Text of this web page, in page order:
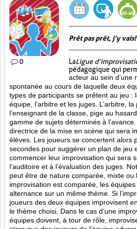
0
Prêt pas prêt, j’y vais!
LaLigue
pédagogique qui
acteur au sein d’une
spontanée au cours de laquelle deux
types de participants se prêtent au jeu :
équipe, l’arbitre et les juges. L’arbitre,
l’enseignant de la classe, pige au
gamme de sujets déterminés à
directrice de la mise en scène qui sera
élèves. Les joueurs se concertent alors
secondes pour suggérer un plan de jeu
commencer leur improvisation qui sera
l’auditoire et à l’évaluation des juges.
peut être de nature comparée, mixte ou
improvisation est comparée, les
alternance sur un même thème. Si
joueurs des deux équipes improvisent
le thème choisi. Dans le cas d’une
équipes doivent, à tour de rôle,